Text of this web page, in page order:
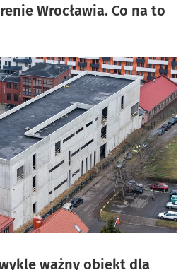
Wrocławia. Co na to
ważny obiekt dla